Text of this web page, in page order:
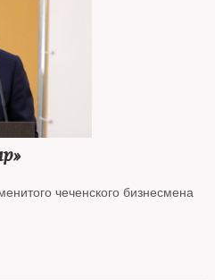
чеченского бизнесмена